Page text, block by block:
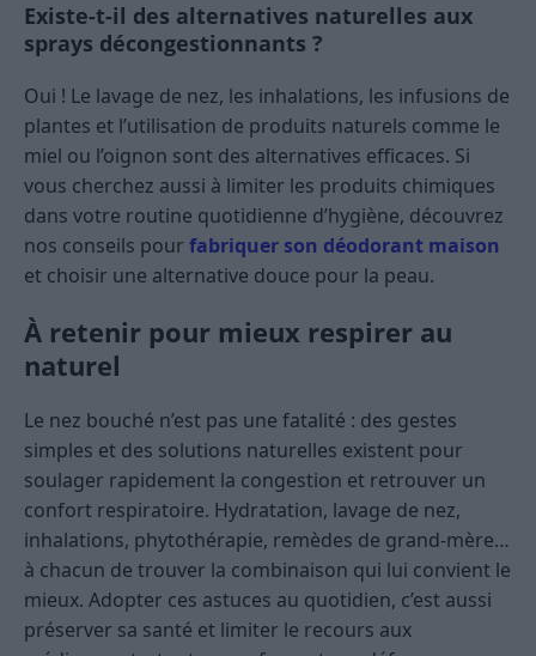
Existe-t-il des alternatives naturelles aux
sprays décongestionnants ?
Oui ! Le lavage de nez, les inhalations, les infusions de
plantes et l’utilisation de produits naturels comme le
miel ou l’oignon sont des alternatives efficaces. Si
vous cherchez aussi à limiter les produits chimiques
dans votre routine quotidienne d’hygiène, découvrez
nos conseils pour fabriquer son déodorant maison
et choisir une alternative douce pour la peau.
À retenir pour mieux respirer au
naturel
Le nez bouché n’est pas une fatalité : des gestes
simples et des solutions naturelles existent pour
soulager rapidement la congestion et retrouver un
confort respiratoire. Hydratation, lavage de nez,
inhalations, phytothérapie, remèdes de grand-mère…
à chacun de trouver la combinaison qui lui convient le
mieux. Adopter ces astuces au quotidien, c’est aussi
préserver sa santé et limiter le recours aux